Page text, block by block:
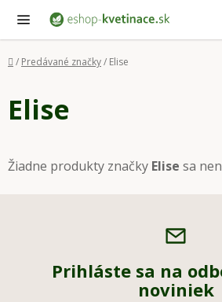
obsah
Domov
/ Predávané značky/ Elise
Elise
Žiadne produkty značky Elise sa
Prihláste sa na
noviniek